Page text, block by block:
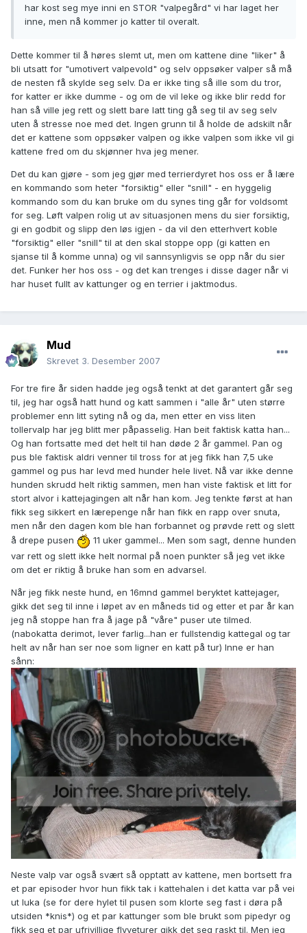
har kost seg mye inni en STOR "valpegård" vi har laget her
inne, men nå kommer jo katter til overalt.
Dette kommer til å høres slemt ut, men om kattene dine "liker" å
bli utsatt for "umotivert valpevold" og selv oppsøker valper så må
de nesten få skylde seg selv. Da er ikke ting så ille som du tror,
for katter er ikke dumme - og om de vil leke og ikke blir redd for
han så ville jeg rett og slett bare latt ting gå seg til av seg selv
uten å stresse noe med det. Ingen grunn til å holde de adskilt når
det er kattene som oppsøker valpen og ikke valpen som ikke vil gi
kattene fred om du skjønner hva jeg mener.
Det du kan gjøre - som jeg gjør med terrierdyret hos oss er å lære
en kommando som heter "forsiktig" eller "snill" - en hyggelig
kommando som du kan bruke om du synes ting går for voldsomt
for seg. Løft valpen rolig ut av situasjonen mens du sier forsiktig,
gi en godbit og slipp den løs igjen - da vil den etterhvert koble
"forsiktig" eller "snill" til at den skal stoppe opp (gi katten en
sjanse til å komme unna) og vil sannsynligvis se opp når du sier
det. Funker her hos oss - og det kan trenges i disse dager når vi
har huset fullt av kattunger og en terrier i jaktmodus.
Mud
Skrevet 3. Desember 2007
For tre fire år siden hadde jeg også tenkt at det garantert går seg
til, jeg har også hatt hund og katt sammen i "alle år" uten større
problemer enn litt syting nå og da, men etter en viss liten
tollervalp har jeg blitt mer påpasselig. Han beit faktisk katta han...
Og han fortsatte med det helt til han døde 2 år gammel. Pan og
pus ble faktisk aldri venner til tross for at jeg fikk han 7,5 uke
gammel og pus har levd med hunder hele livet. Nå var ikke denne
hunden skrudd helt riktig sammen, men han viste faktisk et litt for
stort alvor i kattejagingen alt når han kom. Jeg tenkte først at han
fikk seg sikkert en lærepenge når han fikk en rapp over snuta,
men når den dagen kom ble han forbannet og prøvde rett og slett
å drepe pusen
11 uker gammel... Men som sagt, denne hunden
var rett og slett ikke helt normal på noen punkter så jeg vet ikke
om det er riktig å bruke han som en advarsel.
Når jeg fikk neste hund, en 16mnd gammel beryktet kattejager,
gikk det seg til inne i løpet av en måneds tid og etter et par år kan
jeg nå stoppe han fra å jage på "våre" puser ute tilmed.
(nabokatta derimot, lever farlig...han er fullstendig kattegal og tar
helt av når han ser noe som ligner en katt på tur) Inne er han
sånn:
Neste valp var også svært så opptatt av kattene, men bortsett fra
et par episoder hvor hun fikk tak i kattehalen i det katta var på vei
ut luka (se for dere hylet til pusen som klorte seg fast i døra på
utsiden *knis*) og et par kattunger som ble brukt som pipedyr og
fikk seg et par ufrivillige flyveturer gikk det seg raskt til. Men jeg